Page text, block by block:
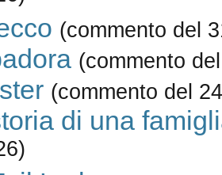
(commento del
(commento
(commento del
di una